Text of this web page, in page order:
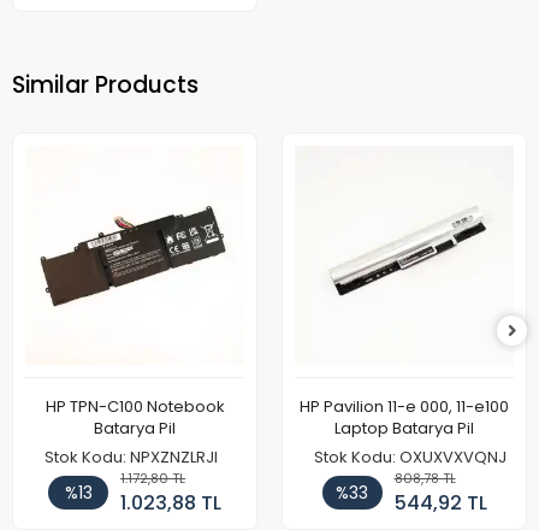
Similar Products
HP TPN-C100 Notebook
Batarya Pil
Stok Kodu: NPXZNZLRJI
%13
1.172,80 TL
1.023,88 TL
HP Pavilion 11-e 000, 11-e100
Laptop Batarya Pil
Stok Kodu: OXUXVXVQNJ
%33
808,78 TL
544,92 TL